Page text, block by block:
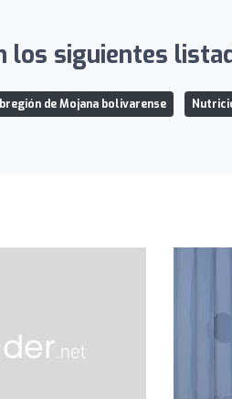
los siguientes
de Mojana bolivarense